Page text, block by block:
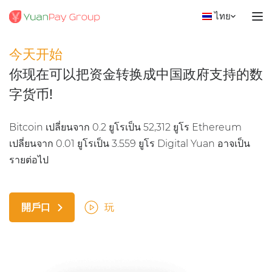
ไทย
今天开始
你现在可以把资金转换成中国政府支持的数
字货币!
Bitcoin เปลี่ยนจาก 0.2 ยูโรเป็น 52,312 ยูโร Ethereum
เปลี่ยนจาก 0.01 ยูโรเป็น 3.559 ยูโร Digital Yuan อาจเป็น
รายต่อไป
開戶口 玩